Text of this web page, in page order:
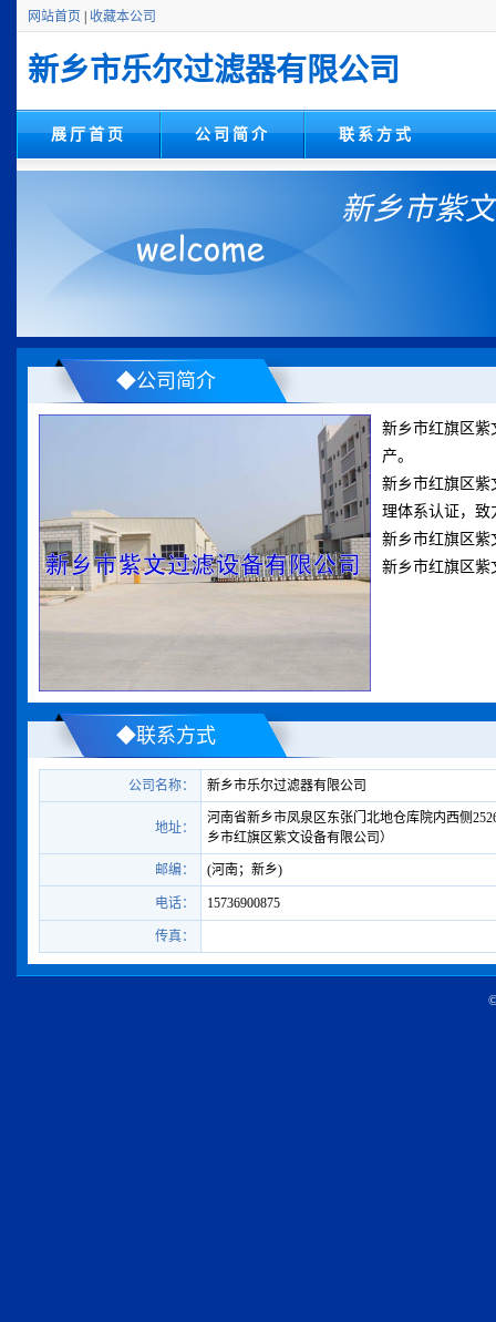
网站首页 收藏本公司
新乡市乐尔过滤器有限公司
展厅首页 公司简介 联系方式
新乡市紫
◆公司简介
新乡市红旗区紫
产。
新乡市红旗区紫
理体系认证，致
新乡市红旗区紫
新乡市红旗区紫
◆联系方式
公司名称： 新乡市乐尔过滤器有限公司
地址：
河南省新乡市凤泉区东张门北地仓库院内西侧
乡市红旗区紫文设备有限公司）
邮编： (河南；新乡)
电话： 15736900875
传真：